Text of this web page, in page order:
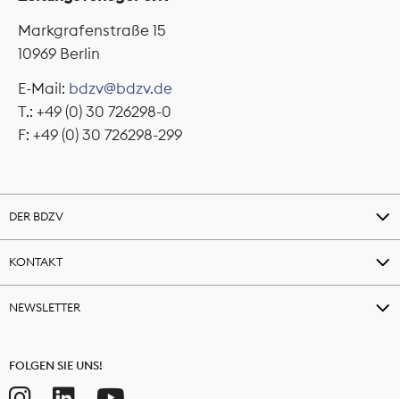
Markgrafenstraße 15
10969 Berlin
E-Mail: bdzv@bdzv.de
T.: +49 (0) 30 726298-0
F: +49 (0) 30 726298-299
DER BDZV
KONTAKT
NEWSLETTER
FOLGEN SIE UNS!